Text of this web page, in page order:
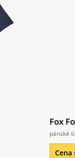
Fox
pánské
Cena